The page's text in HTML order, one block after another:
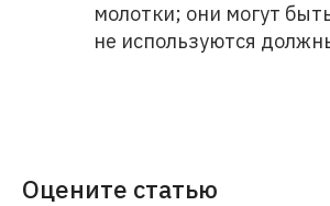
молотки; они могут
не используются
Оцените статью